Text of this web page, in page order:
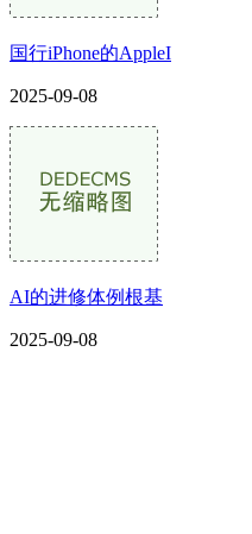
国行iPhone的AppleI
2025-09-08
AI的进修体例根基
2025-09-08